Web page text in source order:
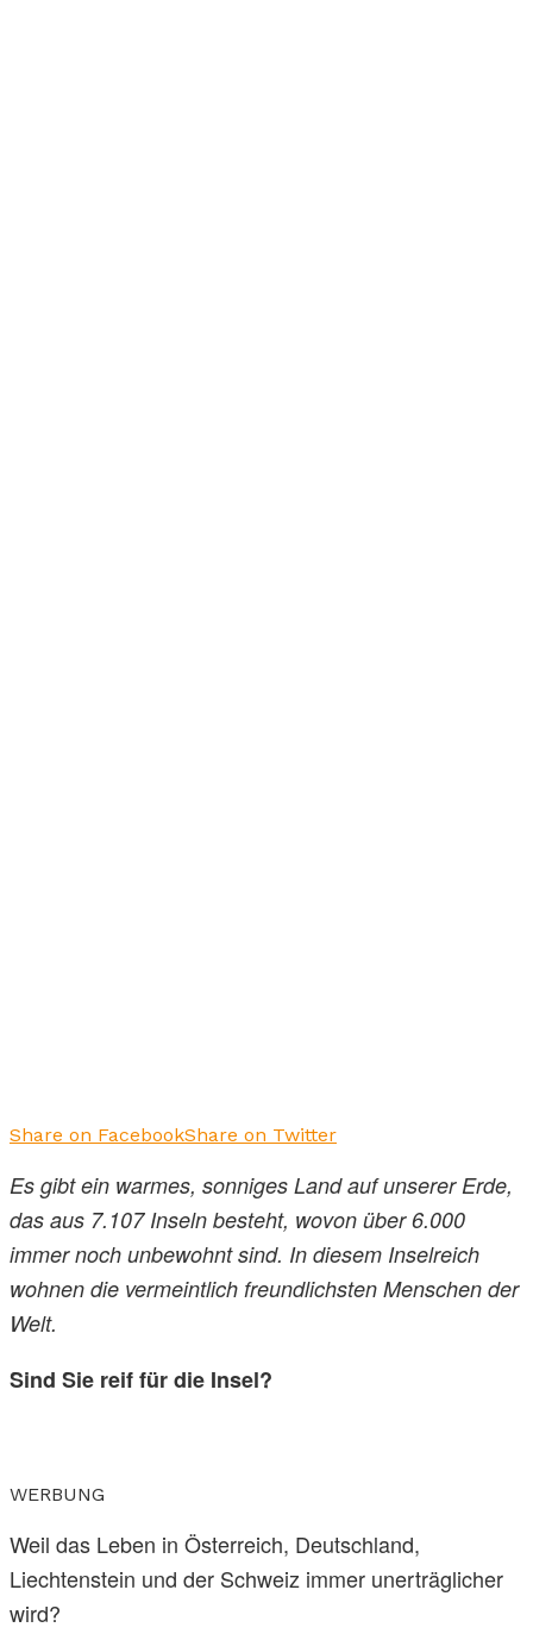
Share on FacebookShare on Twitter
Es gibt ein warmes, sonniges Land auf unserer Erde,
das aus 7.107 Inseln besteht, wovon über 6.000
immer noch unbewohnt sind. In diesem Inselreich
wohnen die vermeintlich freundlichsten Menschen der
Welt.
Sind Sie reif für die Insel?
WERBUNG
Weil das Leben in Österreich, Deutschland,
Liechtenstein und der Schweiz immer unerträglicher
wird?